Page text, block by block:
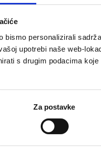
bismo personalizirali
upotrebi naše web-
s drugim podacima
Za postavke